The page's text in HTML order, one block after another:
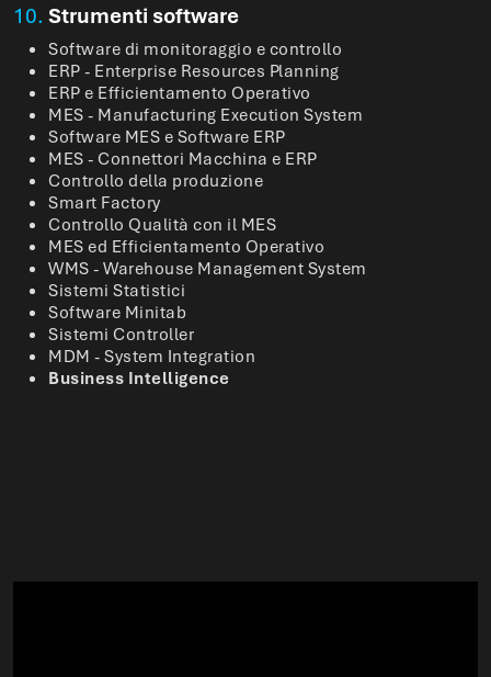
10. Strumenti software
Software di monitoraggio e controllo
ERP - Enterprise Resources Planning
ERP e Efficientamento Operativo
MES - Manufacturing Execution System
Software MES e Software ERP
MES - Connettori Macchina e ERP
Controllo della produzione
Smart Factory
Controllo Qualità con il MES
MES ed Efficientamento Operativo
WMS - Warehouse Management System
Sistemi Statistici
Software Minitab
Sistemi Controller
MDM - System Integration
Business Intelligence